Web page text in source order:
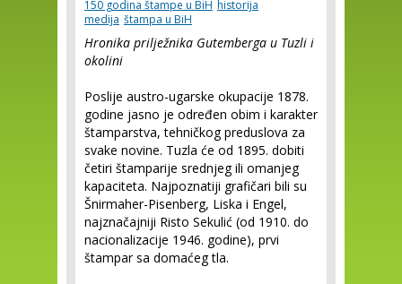
150 godina štampe u BiH historija
medija štampa u BiH
Hronika prilježnika Gutemberga u Tuzli i
okolini
Poslije austro-ugarske okupacije 1878.
godine jasno je određen obim i karakter
štamparstva, tehničkog preduslova za
svake novine. Tuzla će od 1895. dobiti
četiri štamparije srednjeg ili omanjeg
kapaciteta. Najpoznatiji grafičari bili su
Šnirmaher-Pisenberg, Liska i Engel,
najznačajniji Risto Sekulić (od 1910. do
nacionalizacije 1946. godine), prvi
štampar sa domaćeg tla.